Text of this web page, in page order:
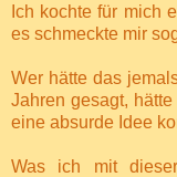
Ich kochte für mich
es schmeckte mir
Wer hätte das
Jahren gesagt,
eine absurde Idee
Was ich mit